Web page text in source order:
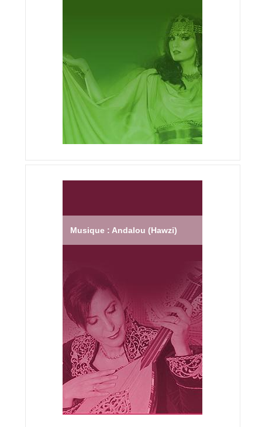
Musique : Andalou (Hawzi)